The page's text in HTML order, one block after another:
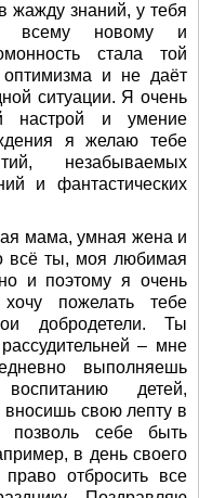
жажду знаний, у тебя
всему новому и
стала той
оптимизма и не даёт
ситуации. Я очень
настрой и умение
я желаю тебе
незабываемых
и фантастических
мама, умная жена и
всё ты, моя любимая
и поэтому я очень
пожелать тебе
добродетели. Ты
– мне
выполняешь
детей,
свою лепту в
позволь себе быть
в день своего
отбросить все